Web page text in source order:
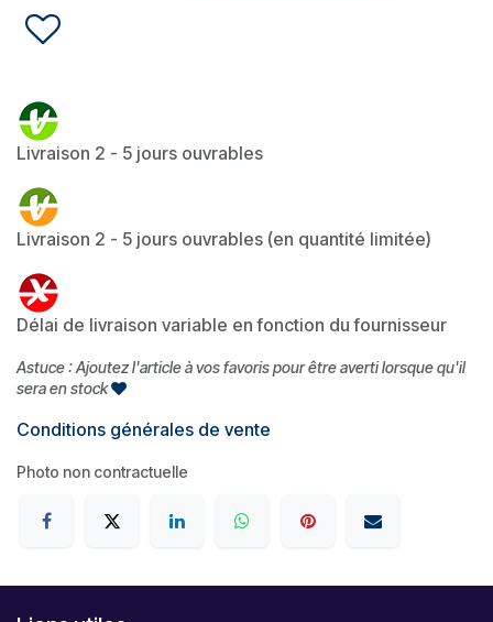
Livraison 2 - 5 jours ouvrables
Livraison 2 - 5 jours ouvrables (en quantité limitée)
Délai de livraison variable en fonction du fournisseur
Astuce : Ajoutez l'article à vos favoris pour être averti lorsque qu'il
sera en stock
Conditions générales de vente
Photo non contractuelle